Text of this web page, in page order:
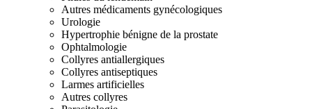
Autres médicaments gynécologiques
Urologie
Hypertrophie bénigne de la prostate
Ophtalmologie
Collyres antiallergiques
Collyres antiseptiques
Larmes artificielles
Autres collyres